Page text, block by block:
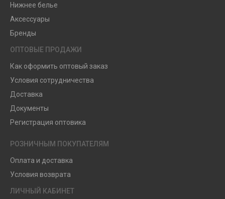
Нижнее белье
Аксессуары
Бренды
ОПТОВЫЕ ПРОДАЖИ
Как оформить оптовый заказ
Условия сотрудничества
Доставка
Документы
Регистрация оптовика
РОЗНИЧНЫМ ПОКУПАТЕЛЯМ
Оплата и доставка
Условия возврата
ЛИЧНЫЙ КАБИНЕТ